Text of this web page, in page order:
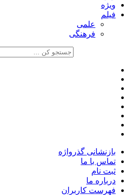
ویژه
فیلم
علمی
فرهنگی
بازنشانی گذرواژه
تماس با ما
ثبت نام
درباره ما
فهرست کاربران